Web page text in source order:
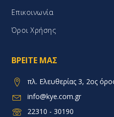
Επικοινωνία
Όροι Χρήσης
ΒΡΕΊΤΕ ΜΑΣ
πλ. Ελευθερίας 3, 2ος
info@kye.com.gr
22310 - 30190